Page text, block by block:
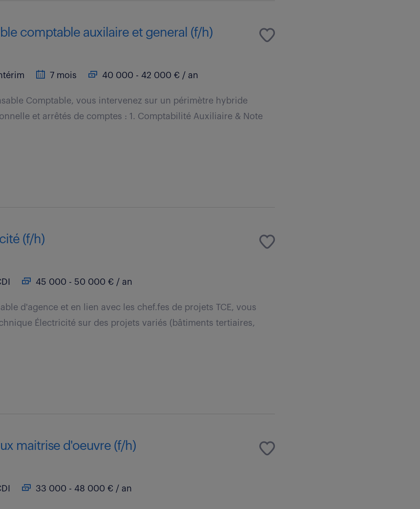
comptable auxilaire et general (f/h)
7 mois 40 000 - 42 000 € / an
Comptable, vous intervenez sur un périmètre hybride
et arrêtés de comptes : 1. Comptabilité Auxiliaire & Note
(f/h)
45 000 - 50 000 € / an
d'agence et en lien avec les chef.fes de projets TCE, vous
Électricité sur des projets variés (bâtiments tertiaires,
maitrise d'oeuvre (f/h)
33 000 - 48 000 € / an